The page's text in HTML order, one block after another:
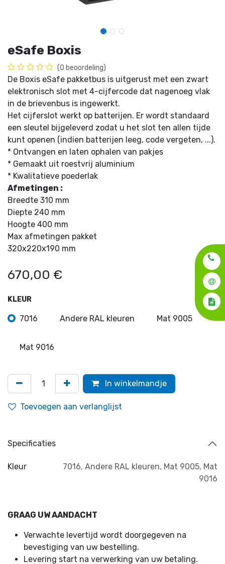
eSafe Boxis
(0 beoordeling)
De Boxis eSafe pakketbus is uitgerust met een zwart
elektronisch slot met 4-cijfercode dat nagenoeg vlak
in de brievenbus is ingewerkt.
Het cijferslot werkt op batterijen. Er wordt standaard
een sleutel bijgeleverd zodat u het slot ten allen tijde
kunt openen (indien batterijen leeg, code vergeten, ...).
* Ontvangen en laten ophalen van pakjes
* Gemaakt uit roestvrij aluminium
* Kwalitatieve poederlak
Afmetingen :
Breedte 310 mm
Diepte 240 mm
Hoogte 400 mm
Max afmetingen pakket
320x220x190 mm
670,00 €
KLEUR
7016 Andere RAL kleuren Mat 9005
Mat 9016
In winkelmandje
Toevoegen aan verlanglijst
Specificaties
Kleur 7016, Andere RAL kleuren, Mat 9005, Mat
9016
GRAAG UW AANDACHT
Verwachte levertijd wordt doorgegeven na
bevestiging van uw bestelling.
Levering start na verwerking van uw betaling.